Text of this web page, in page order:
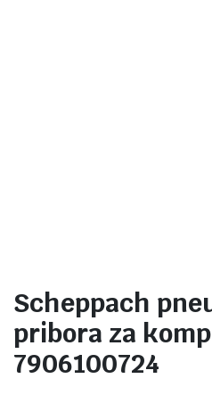
Scheppach
pribora za
7906100724